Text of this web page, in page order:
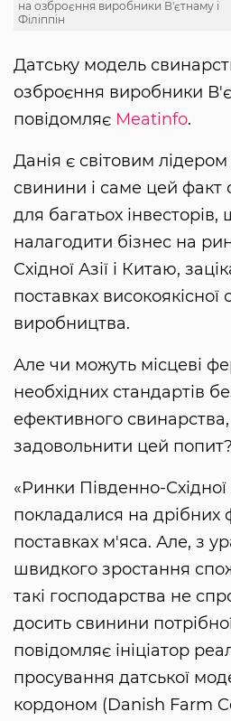
на озброєння виробники В'єтнаму і
Філіппін
Датську модель
озброєння виробники
повідомляє Мeatinfo.
Данія є світовим
свинини і саме цей факт
для багатьох
налагодити бізнес на
Східної Азії і Китаю,
поставках
виробництва.
Але чи можуть місцеві
необхідних стандартів
ефективного
задовольнити цей попит?
«Ринки Південно-Східної
покладалися на дрібних
поставках м'яса. Але, з
швидкого зростання
такі господарства не
досить свинини
повідомляє ініціатор
просування датської
кордоном (Danish Farm